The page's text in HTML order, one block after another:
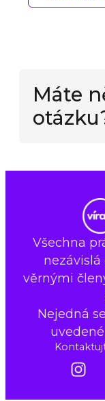
Máte
Všechna
věrnými
Nejedná